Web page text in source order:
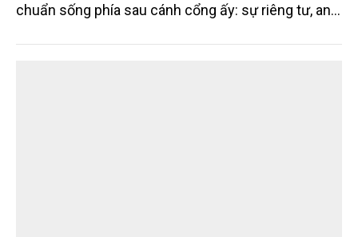
chuẩn sống phía sau cánh cổng ấy: sự riêng tư, an
vụ được thiết kế dành riêng cho họ.